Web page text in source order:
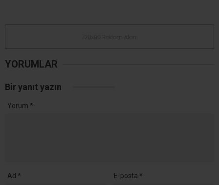
YORUMLAR
Bir yanıt yazın
Yorum *
Ad * E-posta *